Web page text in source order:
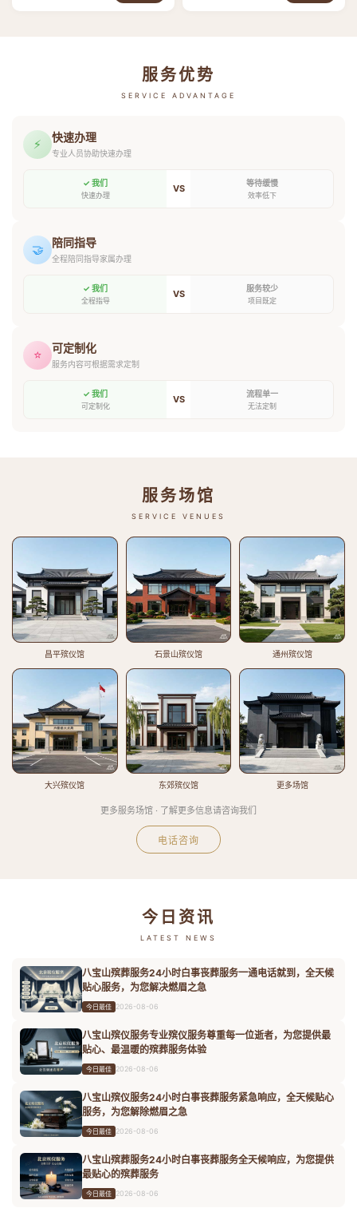
服务优势
SERVICE ADVANTAGE
⚡ 快速办理
专业人员协助快速办理
✓ 我们
快速办理
VS 等待缓慢
效率低下
🤝 陪同指导
全程陪同指导家属办理
✓ 我们
全程指导
VS 服务较少
项目既定
⭐ 可定制化
服务内容可根据需求定制
✓ 我们
可定制化
VS 流程单一
无法定制
服务场馆
SERVICE VENUES
昌平殡仪馆 石景山殡仪馆 通州殡仪馆
大兴殡仪馆 东郊殡仪馆 更多场馆
更多服务场馆 · 了解更多信息请咨询我们
电话咨询
今日资讯
LATEST NEWS
八宝山殡葬服务24小时白事丧葬服务一通电话就到，全天候
贴心服务，为您解决燃眉之急
今日最佳 2026-08-06
八宝山殡仪服务专业殡仪服务尊重每一位逝者，为您提供最
贴心、最温暖的殡葬服务体验
今日最佳 2026-08-06
八宝山殡仪服务24小时白事丧葬服务紧急响应，全天候贴心
服务，为您解除燃眉之急
今日最佳 2026-08-06
八宝山殡葬服务24小时白事丧葬服务全天候响应，为您提供
最贴心的殡葬服务
今日最佳 2026-08-06